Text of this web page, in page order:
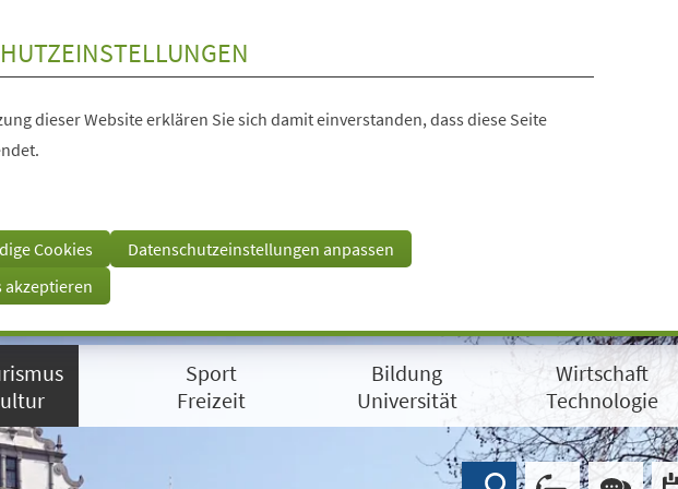
dieser Website erklären Sie sich damit einverstanden, dass diese Seite
Cookies
Datenschutzeinstellungen anpassen
akzeptieren
Sport
Freizeit
Bildung
Universität
Wirtschaft
Technologie